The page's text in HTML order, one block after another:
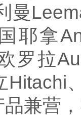
曼
耶拿
罗拉
Hitachi
兼营